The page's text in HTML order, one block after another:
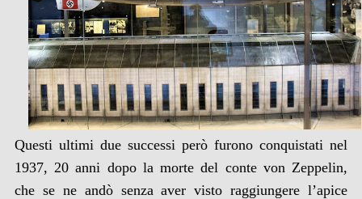
Questi ultimi due successi però furono conquistati nel
1937, 20 anni dopo la morte del conte von Zeppelin,
che se ne andò senza aver visto raggiungere l’apice